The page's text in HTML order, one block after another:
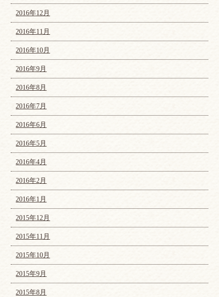
2016年12月
2016年11月
2016年10月
2016年9月
2016年8月
2016年7月
2016年6月
2016年5月
2016年4月
2016年2月
2016年1月
2015年12月
2015年11月
2015年10月
2015年9月
2015年8月